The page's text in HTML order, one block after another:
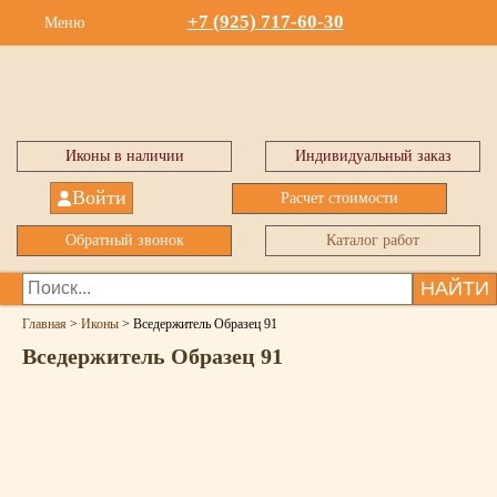
Меню +7 (925) 717-60-30
Иконы в наличии Индивидуальный заказ
Войти Расчет стоимости
Обратный звонок Каталог работ
НАЙТИ
Главная > Иконы > Вседержитель Образец 91
Вседержитель Образец 91